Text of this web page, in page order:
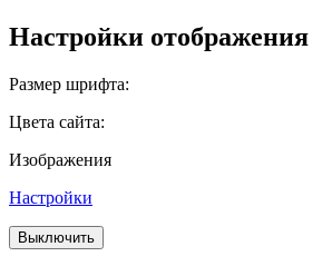
Настройки отображения
Размер шрифта:
Цвета сайта:
Изображения
Настройки
Выключить